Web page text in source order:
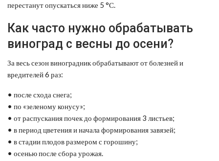
перестанут опускаться ниже 5 °С.
Как часто нужно обрабатывать
виноград с весны до осени?
За весь сезон виноградник обрабатывают от болезней и
вредителей 6 раз:
• после схода снега;
• по «зеленому конусу»;
• от распускания почек до формирования 3 листьев;
• в период цветения и начала формирования завязей;
• в стадии плодов размером с горошину;
• осенью после сбора урожая.